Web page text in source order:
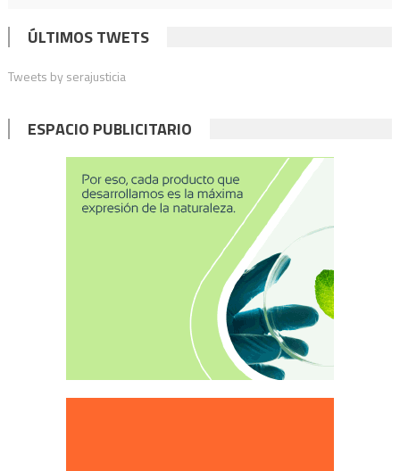
ÚLTIMOS TWETS
Tweets by serajusticia
ESPACIO PUBLICITARIO